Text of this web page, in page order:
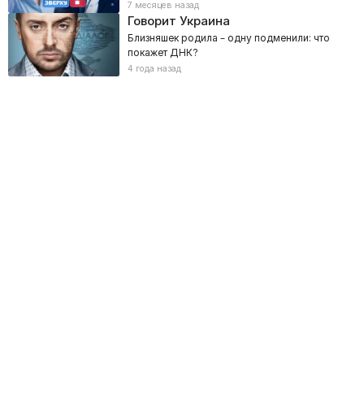
7 месяцев назад
Говорит Украина
Близняшек родила – одну подменили: что
покажет ДНК?
4 года назад